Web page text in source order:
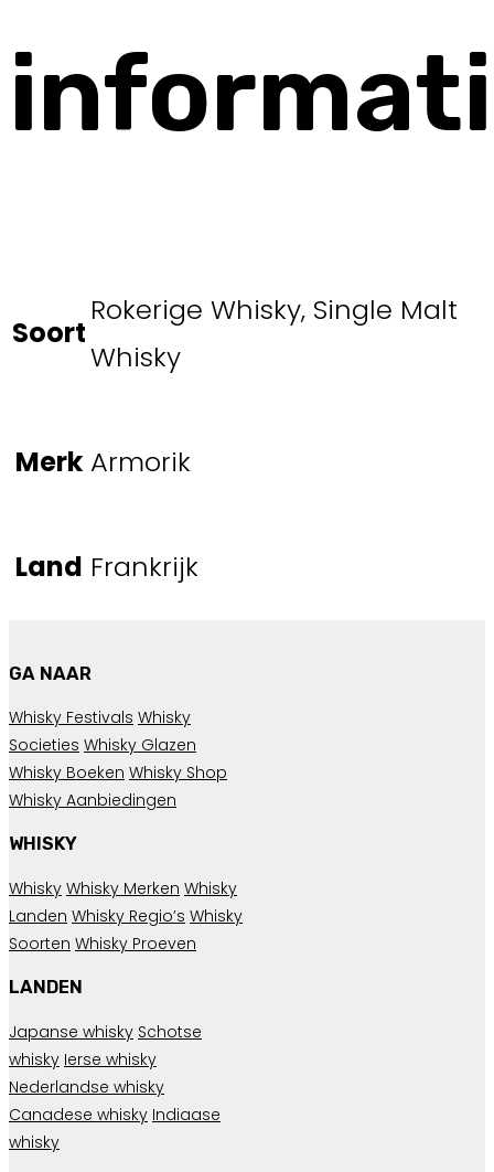
Soort
Rokerige Whisky, Single Malt
Whisky
Merk Armorik
Land Frankrijk
GA NAAR
Whisky Festivals Whisky
Societies Whisky Glazen
Whisky Boeken Whisky Shop
Whisky Aanbiedingen
WHISKY
Whisky Whisky Merken Whisky
Landen Whisky Regio’s Whisky
Soorten Whisky Proeven
LANDEN
Japanse whisky Schotse
whisky Ierse whisky
Nederlandse whisky
Canadese whisky Indiaase
whisky